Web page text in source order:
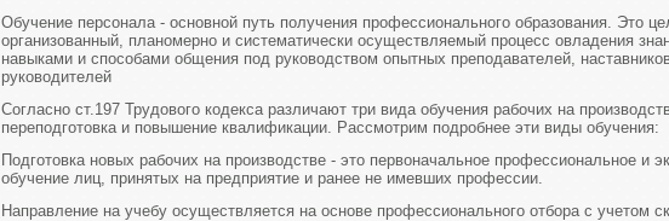
Обучение персонала - основной путь получения профессионального образования. Это
организованный, планомерно и систематически осуществляемый процесс овладения
навыками и способами общения под руководством опытных преподавателей,
руководителей
Согласно ст.197 Трудового кодекса различают три вида обучения рабочих на
переподготовка и повышение квалификации. Рассмотрим подробнее эти виды обучения:
Подготовка новых рабочих на производстве - это первоначальное профессиональное и
обучение лиц, принятых на предприятие и ранее не имевших профессии.
Направление на учебу осуществляется на основе профессионального отбора с учетом